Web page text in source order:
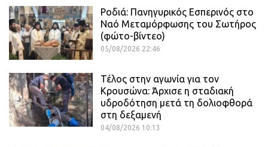
Ροδιά: Πανηγυρικός Εσπερινός στο
Ναό Μεταμόρφωσης του Σωτήρος
(φώτο-βίντεο)
05/08/2026 22:46
Τέλος στην αγωνία για τον
Κρουσώνα: Άρχισε η σταδιακή
υδροδότηση μετά τη δολιοφθορά
στη δεξαμενή
04/08/2026 10:13